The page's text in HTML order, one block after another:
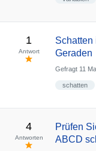
1
Antwort
Geraden
Gefragt 11
schatten
4
Antworten
Prüfen
ABCD